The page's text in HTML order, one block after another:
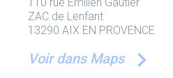
ZAC de Lenfant
13290 AIX EN PROVENCE
Voir dans Maps